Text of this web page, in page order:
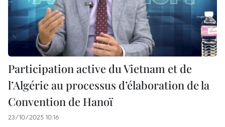
Participation active du Vietnam et de
l’Algérie au processus d’élaboration de la
Convention de Hanoï
23/10/2025 10:16